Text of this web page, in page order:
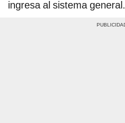
ingresa al sistema general.